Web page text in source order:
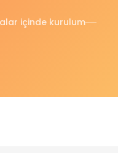
içinde kurulum